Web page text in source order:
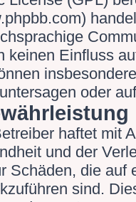
keinen Einfluss
oder
haftet mit
und der
Schäden, die auf
sind.